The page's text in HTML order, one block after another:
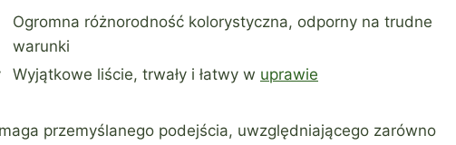
Ogromna różnorodność kolorystyczna, odporny na trudne
warunki
Wyjątkowe liście, trwały i łatwy w uprawie
przemyślanego podejścia, uwzględniającego zarówno